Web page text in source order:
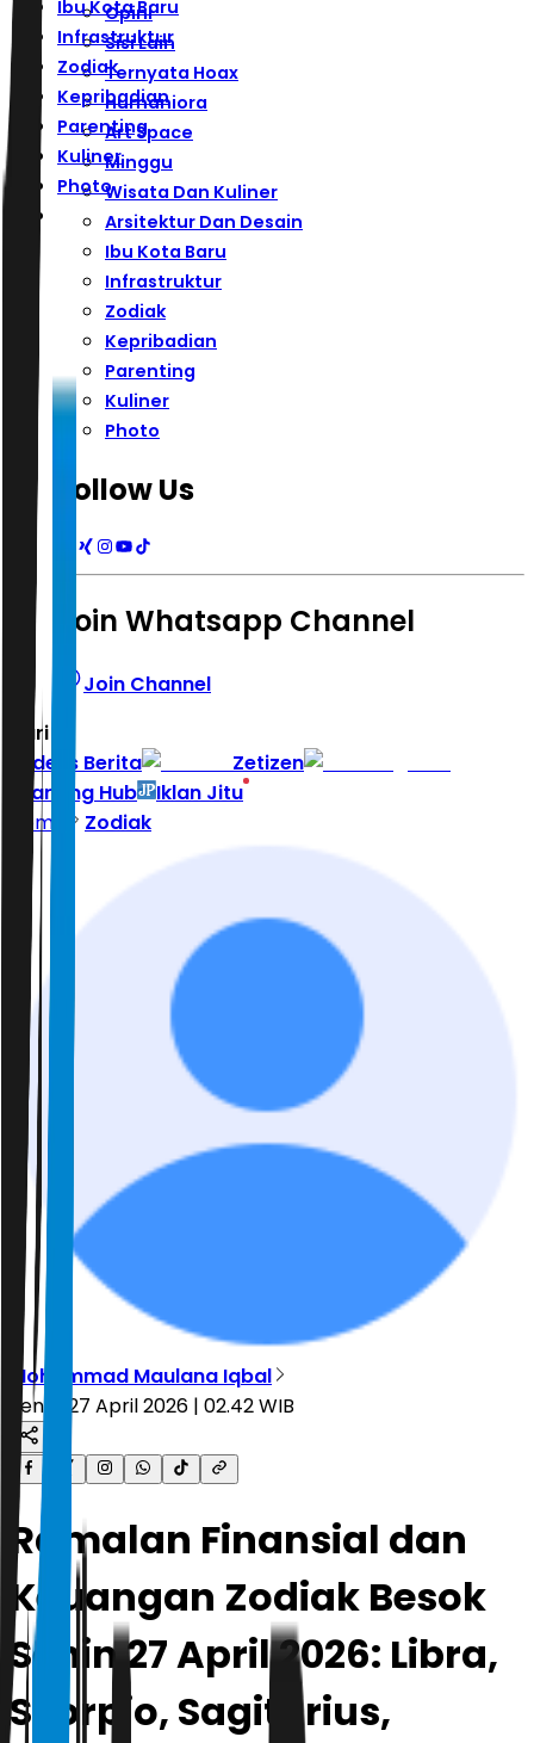
Ibu Kota Baru
Infrastruktur
Zodiak
Kepribadian
Parenting
Kuliner
Photo
Opini
Sisi Lain
Ternyata Hoax
Humaniora
Art Space
Minggu
Wisata Dan Kuliner
Arsitektur Dan Desain
Ibu Kota Baru
Infrastruktur
Zodiak
Kepribadian
Parenting
Kuliner
Photo
Follow Us
Join Whatsapp Channel
Join Channel
Hari ini
Indeks Berita
Zetizen
Learning Hub
Iklan Jitu
Home
Zodiak
Mohammad Maulana Iqbal
Senin, 27 April 2026 | 02.42 WIB
Ramalan Finansial dan
Keuangan Zodiak Besok
Senin 27 April 2026: Libra,
Scorpio, Sagitarius,